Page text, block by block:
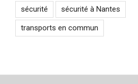
sécurité sécurité à Nantes
transports en commun